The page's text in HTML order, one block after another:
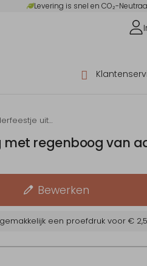
Levering is snel en CO₂-
uitnodigingen
met regenboog van
Bewerken
een proefdruk voor€